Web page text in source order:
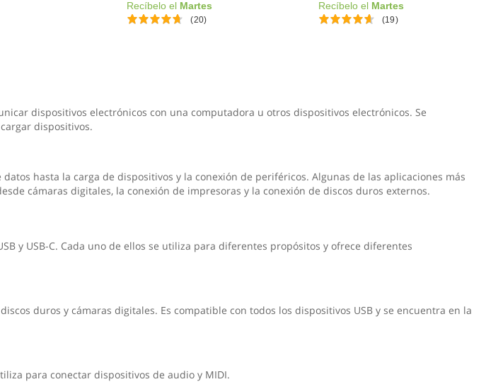
Recíbelo el Martes
(20)
Recíbelo el Martes
(19)
dispositivos electrónicos con una computadora u otros dispositivos electrónicos. Se
dispositivos.
hasta la carga de dispositivos y la conexión de periféricos. Algunas de las aplicaciones más
cámaras digitales, la conexión de impresoras y la conexión de discos duros externos.
y USB-C. Cada uno de ellos se utiliza para diferentes propósitos y ofrece diferentes
duros y cámaras digitales. Es compatible con todos los dispositivos USB y se encuentra en la
para conectar dispositivos de audio y MIDI.